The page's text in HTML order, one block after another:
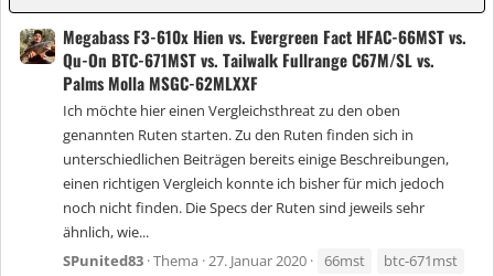
Megabass F3-610x Hien vs. Evergreen Fact HFAC-66MST vs.
Qu-On BTC-671MST vs. Tailwalk Fullrange C67M/SL vs.
Palms Molla MSGC-62MLXXF
Ich möchte hier einen Vergleichsthreat zu den oben
genannten Ruten starten. Zu den Ruten finden sich in
unterschiedlichen Beiträgen bereits einige Beschreibungen,
einen richtigen Vergleich konnte ich bisher für mich jedoch
noch nicht finden. Die Specs der Ruten sind jeweils sehr
ähnlich, wie...
SPunited83 Thema 27. Januar 2020 66mst
btc-671mst